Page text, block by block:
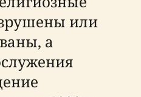
или
а